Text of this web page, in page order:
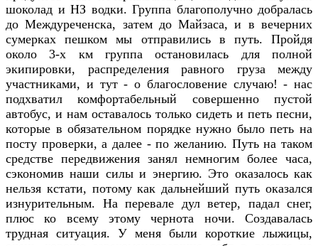
шоколад и НЗ водки. Группа благополучно добралась
до Междуреченска, затем до Майзаса, и в вечерних
сумерках пешком мы отправились в путь. Пройдя
около 3-х км группа остановилась для полной
экипировки, распределения равного груза между
участниками, и тут - о благословение случаю! - нас
подхватил комфортабельный совершенно пустой
автобус, и нам оставалось только сидеть и петь песни,
которые в обязательном порядке нужно было петь на
посту проверки, а далее - по желанию. Путь на таком
средстве передвижения занял немногим более часа,
сэкономив наши силы и энергию. Это оказалось как
нельзя кстати, потому как дальнейший путь оказался
изнурительным. На перевале дул ветер, падал снег,
плюс ко всему этому чернота ночи. Создавалась
трудная ситуация. У меня были короткие лыжицы,